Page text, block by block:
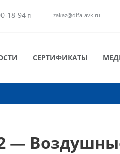
18-94 zakaz@difa-avk.ru
СЕРТИФИКАТЫ
—